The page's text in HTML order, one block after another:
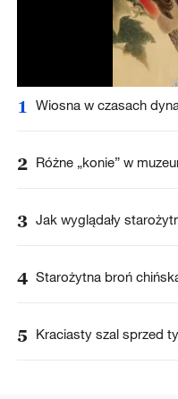
1 Wiosna w czasach
2 Różne „konie” w
3 Jak wyglądały
4 Starożytna broń
5 Kraciasty szal sprzed